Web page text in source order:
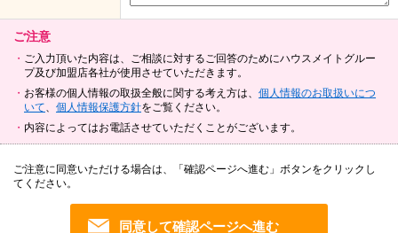
ご注意
ご入力頂いた内容は、ご相談に対するご回答のためにハウスメイトグルー
プ及び加盟店各社が使用させていただきます。
お客様の個人情報の取扱全般に関する考え方は、 個人情報のお取扱いにつ
いて、 個人情報保護方針をご覧ください。
内容によってはお電話させていただくことがございます。
ご注意に同意いただける場合は、「確認ページへ進む」ボタンをクリックし
てください。